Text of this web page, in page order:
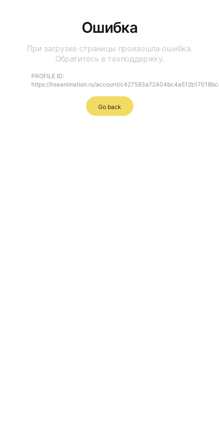
Ошибка
При загрузке страницы произошла ошибка.
Обратитесь в техподдержку.
PROFILE ID:
https://hseanimation.ru/account/
Go back